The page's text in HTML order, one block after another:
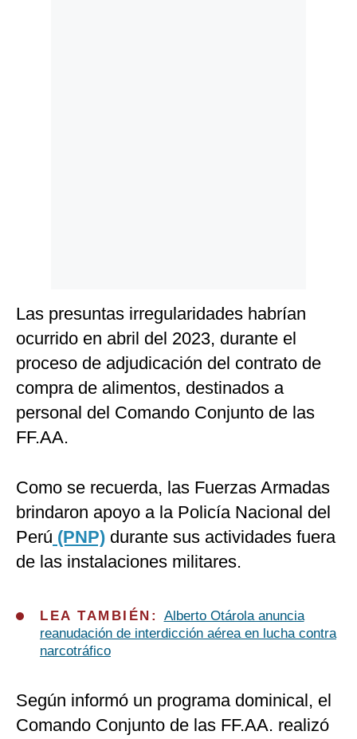
Las presuntas irregularidades habrían
ocurrido en abril del 2023, durante el
proceso de adjudicación del contrato de
compra de alimentos, destinados a
personal del Comando Conjunto de las
FF.AA.
Como se recuerda, las Fuerzas Armadas
brindaron apoyo a la Policía Nacional del
Perú (PNP) durante sus actividades fuera
de las instalaciones militares.
LEA TAMBIÉN: Alberto Otárola anuncia
reanudación de interdicción aérea en lucha contra
narcotráfico
Según informó un programa dominical, el
Comando Conjunto de las FF.AA. realizó